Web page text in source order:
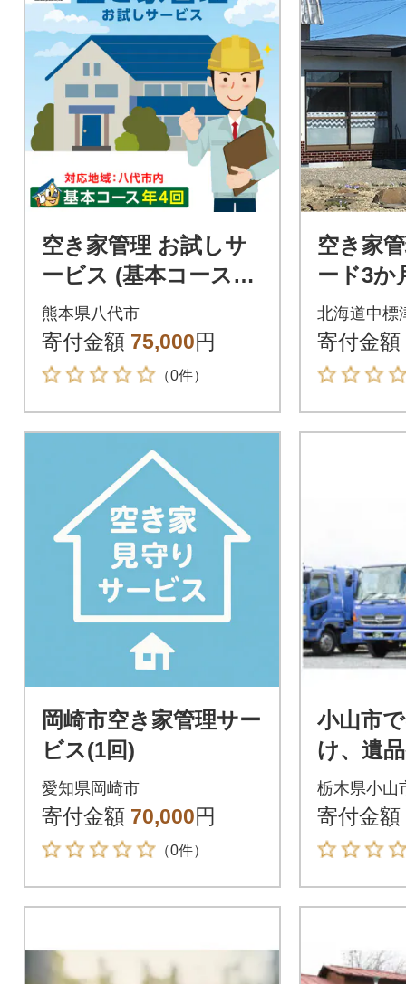
空き家管理 お試しサ
ービス (基本コース年
4回) 八代 市内限定 空
家 管理 保守_279-669
0
熊本県八代市
寄付金額 75,000円
（0件）
空き家
ード3か
1】
北海道中標
寄付金額
岡崎市空き家管理サー
ビス(1回)
愛知県岡崎市
寄付金額 70,000円
（0件）
小山市
け、遺
回収で
ト
栃木県小山
寄付金額